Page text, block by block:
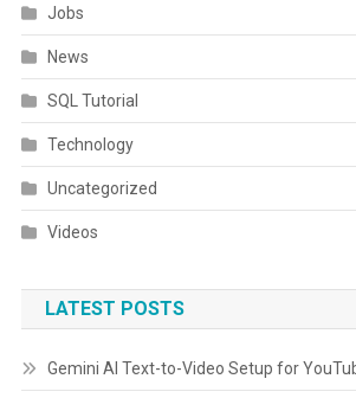
Jobs
News
SQL Tutorial
Technology
Uncategorized
Videos
LATEST POSTS
Gemini AI Text-to-Video Setup for